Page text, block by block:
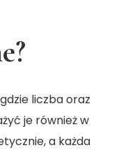
liczba oraz
je również w
a każda